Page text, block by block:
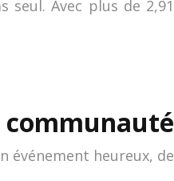
seul. Avec plus de 2,91
événement heureux, de